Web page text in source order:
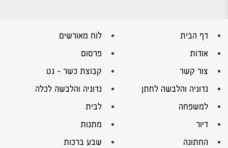
דף הבית
לוח מאורשים
אודות
פרסום
צור קשר
קבוצת כשר – נט
נדוניה והלבשה לחתן
נדוניה והלבשה לכלה
למשפחה
לבית
דיור
מתנות
החתונה
שבע ברכות